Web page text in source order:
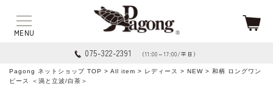
075-322-2391 （11:00～17:00/平日）
Pagong ネットショップ TOP > All item > レディース > NEW > 和柄 ロングワン
ピース ＜渦と立波/白茶＞